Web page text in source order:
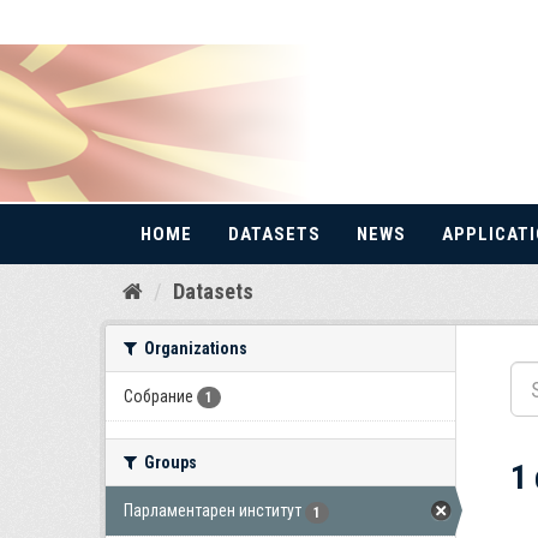
Skip
HOME DATASETS NEWS
Datasets
Organizations
Собрание 1
Groups
Парламентарен институт 1
1